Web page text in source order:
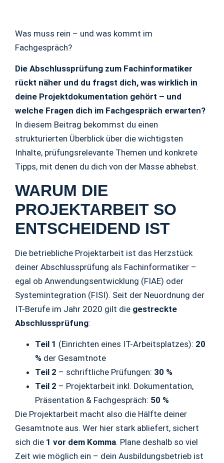
Was muss rein – und was kommt im
Fachgespräch?
Die Abschlussprüfung zum Fachinformatiker
rückt näher und du fragst dich, was wirklich in
deine Projektdokumentation gehört – und
welche Fragen dich im Fachgespräch erwarten?
In diesem Beitrag bekommst du einen
strukturierten Überblick über die wichtigsten
Inhalte, prüfungsrelevante Themen und konkrete
Tipps, mit denen du dich von der Masse abhebst.
WARUM DIE
PROJEKTARBEIT SO
ENTSCHEIDEND IST
Die betriebliche Projektarbeit ist das Herzstück
deiner Abschlussprüfung als Fachinformatiker –
egal ob Anwendungsentwicklung (FIAE) oder
Systemintegration (FISI). Seit der Neuordnung der
IT-Berufe im Jahr 2020 gilt die gestreckte
Abschlussprüfung:
Teil 1 (Einrichten eines IT-Arbeitsplatzes): 20
% der Gesamtnote
Teil 2 – schriftliche Prüfungen: 30 %
Teil 2 – Projektarbeit inkl. Dokumentation,
Präsentation & Fachgespräch: 50 %
Die Projektarbeit macht also die Hälfte deiner
Gesamtnote aus. Wer hier stark abliefert, sichert
sich die 1 vor dem Komma. Plane deshalb so viel
Zeit wie möglich ein – dein Ausbildungsbetrieb ist